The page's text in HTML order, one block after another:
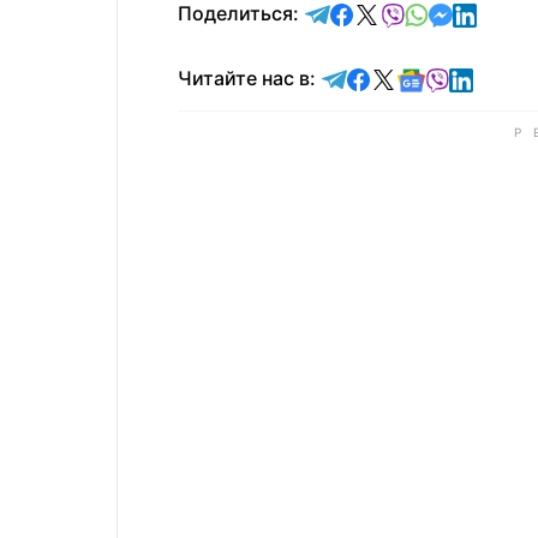
Поделиться: отправить в Telegram
поделиться в
поделиться в X
отправить в
отправить
Читайте нас в: Читайте в Telegram
Читайте в
Читайте в X
Читайте в
Читайте